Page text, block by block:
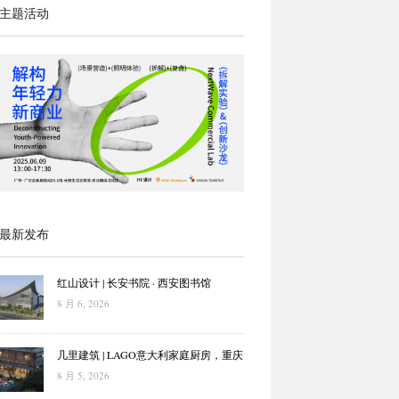
题活动
新发布
红山设计 | 长安书院 · 西安图书馆
8 月 6, 2026
几里建筑 | LAGO意大利家庭厨房，重庆
8 月 5, 2026